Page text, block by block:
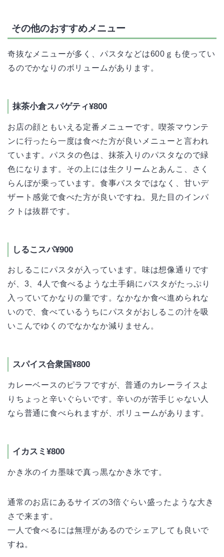
その他のおすすめメニュー
奇抜なメニューが多く、パスタなどは600ｇも使ってい
るのでかなりのボリュームがあります。
抹茶小倉スパゲティ¥800
お店の顔ともいえる定番メニューです。喫茶マウンテ
ンに行ったら一度は食べた方が良いメニューと言われ
ています。パスタの色は、抹茶入りのパスタなので緑
色になります。その上には生クリームとあんこ、さく
らんぼが乗っています。食事パスタではなく、甘いデ
ザート感覚で食べた方が良いですね。見た目のインパ
クトは抜群です。
しるこスパ¥900
おしるこにパスタが入っています。味は想像通りです
が、3、4人で食べるような土手鍋にパスタがたっぷり
入っていてかなりの量です。なかなか食べ進められな
いので、食べているうちにパスタがおしるこの汁を吸
いこんでゆくのでなかなか減りません。
スパイス合衆国¥800
カレーベースのピラフですが、普通のカレーライスよ
りちょっと辛いぐらいです。辛いのが苦手じゃない人
なら普通に食べられますが、ボリュームがあります。
イカスミ¥800
かき氷のイカ墨味で真っ黒なかき氷です。
通常のお店にあるサイズの3倍ぐらい盛ったような大き
さで来ます。
一人で食べるには無理があるのでシェアしても良いで
すね。